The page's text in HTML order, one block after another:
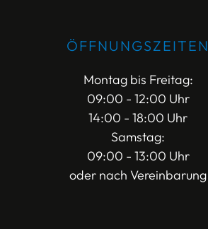
ÖFFNUNGSZEITEN
Montag bis Freitag:
09:00 - 12:00 Uhr
14:00 - 18:00 Uhr
Samstag:
09:00 - 13:00 Uhr
oder nach Vereinbarung